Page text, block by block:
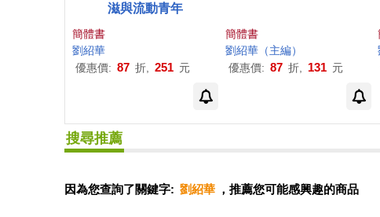
滋與流動青年
簡體書
劉紹華
優惠價: 87 折, 251 元
簡體書
劉紹華（主編）
優惠價: 87 折, 131 元
搜尋推薦
因為您查詢了關鍵字: 劉紹華 ，推薦您可能感興趣的商品